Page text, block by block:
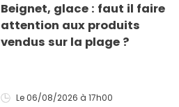
Beignet, glace : faut il faire
attention aux produits
vendus sur la plage ?
Le 06/08/2026 à 17h00